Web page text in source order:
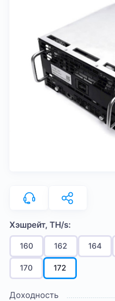
Хэшрейт, TH/s:
160 162 164
170 172
Доходность